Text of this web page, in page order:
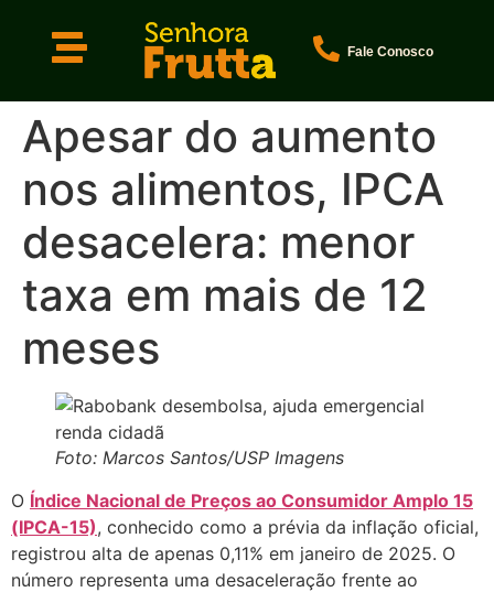
Fale Conosco
Apesar do aumento
nos alimentos, IPCA
desacelera: menor
taxa em mais de 12
meses
Foto: Marcos Santos/USP Imagens
O Índice Nacional de Preços ao Consumidor Amplo 15
(IPCA-15), conhecido como a prévia da inflação oficial,
registrou alta de apenas 0,11% em janeiro de 2025. O
número representa uma desaceleração frente ao